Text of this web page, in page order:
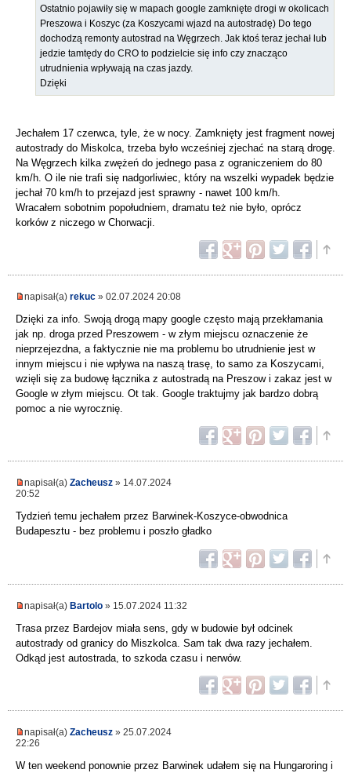
Ostatnio pojawiły się w mapach google zamknięte drogi w okolicach
Preszowa i Koszyc (za Koszycami wjazd na autostradę) Do tego
dochodzą remonty autostrad na Węgrzech. Jak ktoś teraz jechał lub
jedzie tamtędy do CRO to podzielcie się info czy znacząco
utrudnienia wpływają na czas jazdy.
Dzięki
Jechałem 17 czerwca, tyle, że w nocy. Zamknięty jest fragment nowej
autostrady do Miskolca, trzeba było wcześniej zjechać na starą drogę.
Na Węgrzech kilka zwężeń do jednego pasa z ograniczeniem do 80
km/h. O ile nie trafi się nadgorliwiec, który na wszelki wypadek będzie
jechał 70 km/h to przejazd jest sprawny - nawet 100 km/h.
Wracałem sobotnim popołudniem, dramatu też nie było, oprócz
korków z niczego w Chorwacji.
napisał(a) rekuc » 02.07.2024 20:08
Dzięki za info. Swoją drogą mapy google często mają przekłamania
jak np. droga przed Preszowem - w złym miejscu oznaczenie że
nieprzejezdna, a faktycznie nie ma problemu bo utrudnienie jest w
innym miejscu i nie wpływa na naszą trasę, to samo za Koszycami,
wzięli się za budowę łącznika z autostradą na Preszow i zakaz jest w
Google w złym miejscu. Ot tak. Google traktujmy jak bardzo dobrą
pomoc a nie wyrocznię.
napisał(a) Zacheusz » 14.07.2024
20:52
Tydzień temu jechałem przez Barwinek-Koszyce-obwodnica
Budapesztu - bez problemu i poszło gładko
napisał(a) Bartolo » 15.07.2024 11:32
Trasa przez Bardejov miała sens, gdy w budowie był odcinek
autostrady od granicy do Miszkolca. Sam tak dwa razy jechałem.
Odkąd jest autostrada, to szkoda czasu i nerwów.
napisał(a) Zacheusz » 25.07.2024
22:26
W ten weekend ponownie przez Barwinek udałem się na Hungaroring i